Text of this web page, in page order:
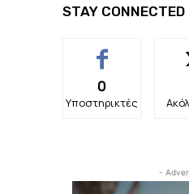
STAY CONNECTED
0
Υποστηρικτές
-